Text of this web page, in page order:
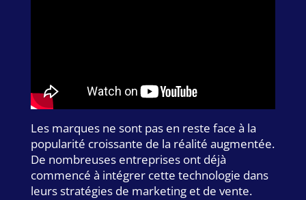
Les marques ne sont pas en reste face à la
popularité croissante de la réalité augmentée.
De nombreuses entreprises ont déjà
commencé à intégrer cette technologie dans
leurs stratégies de marketing et de vente.